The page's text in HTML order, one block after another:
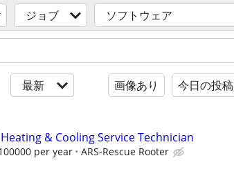
ジョブ ソフトウェア
最新 画像あり 今日の投稿
& Cooling Service Technician
per year ARS-Rescue Rooter